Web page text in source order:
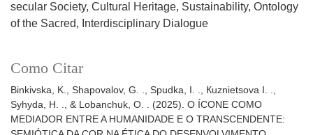
secular Society Cultural Heritage Sustainability Ontology
of the Sacred
Interdisciplinary Dialogue
Como Citar
Binkivska, K., Shapovalov, G. ., Spudka, I. ., Кuznietsova I. .,
Syhyda, H. ., & Lobanchuk, O. . (2025). O ÍCONE COMO
MEDIADOR ENTRE A HUMANIDADE E O TRANSCENDENTE: